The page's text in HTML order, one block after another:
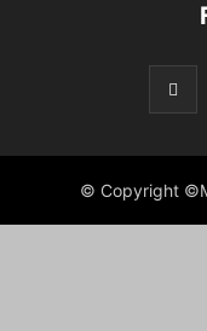
© Copyright